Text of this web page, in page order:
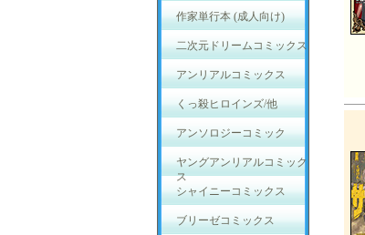
作家単行本 (成人向け)
二次元ドリームコミックス
アンリアルコミックス
くっ殺ヒロインズ/他
アンソロジーコミック
ヤングアンリアルコミック
ス
シャイニーコミックス
ブリーゼコミックス